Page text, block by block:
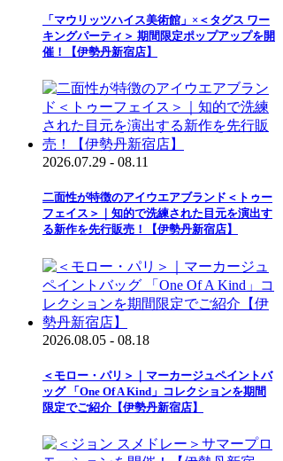
「マウリッツハイス美術館」×＜タグス ワー
キングパーティ＞ 期間限定ポップアップを開
催！【伊勢丹新宿店】
2026.07.29 - 08.11
二面性が特徴のアイウエアブランド＜トゥー
フェイス＞｜知的で洗練された目元を演出す
る新作を先行販売！【伊勢丹新宿店】
2026.08.05 - 08.18
＜モロー・パリ＞｜マーカージュペイントバ
ッグ 「One Of A Kind」コレクションを期間
限定でご紹介【伊勢丹新宿店】